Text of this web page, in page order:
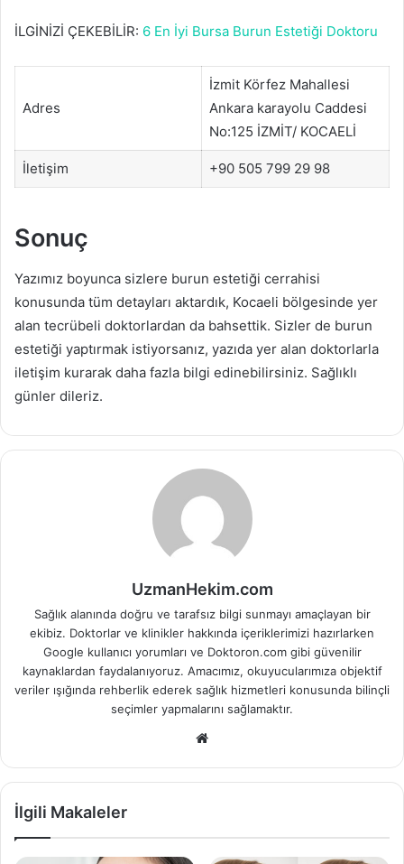
İLGİNİZİ ÇEKEBİLİR: 6 En İyi Bursa Burun Estetiği Doktoru
Adres
İzmit Körfez Mahallesi
Ankara karayolu Caddesi
No:125 İZMİT/ KOCAELİ
İletişim +90 505 799 29 98
Sonuç
Yazımız boyunca sizlere burun estetiği cerrahisi
konusunda tüm detayları aktardık, Kocaeli bölgesinde yer
alan tecrübeli doktorlardan da bahsettik. Sizler de burun
estetiği yaptırmak istiyorsanız, yazıda yer alan doktorlarla
iletişim kurarak daha fazla bilgi edinebilirsiniz. Sağlıklı
günler dileriz.
UzmanHekim.com
Sağlık alanında doğru ve tarafsız bilgi sunmayı amaçlayan bir
ekibiz. Doktorlar ve klinikler hakkında içeriklerimizi hazırlarken
Google kullanıcı yorumları ve Doktoron.com gibi güvenilir
kaynaklardan faydalanıyoruz. Amacımız, okuyucularımıza objektif
veriler ışığında rehberlik ederek sağlık hizmetleri konusunda bilinçli
seçimler yapmalarını sağlamaktır.
İlgili Makaleler